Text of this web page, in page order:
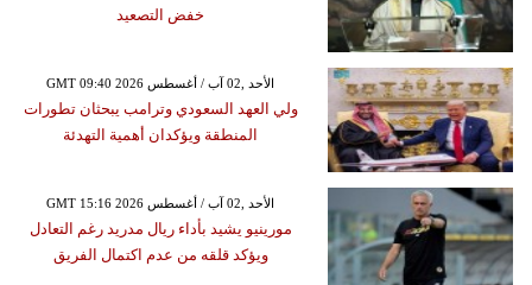
خفض التصعيد
GMT 09:40 2026 الأحد ,02 آب / أغسطس
ولي العهد السعودي وترامب يبحثان تطورات
المنطقة ويؤكدان أهمية التهدئة
GMT 15:16 2026 الأحد ,02 آب / أغسطس
مورينيو يشيد بأداء ريال مدريد رغم التعادل
ويؤكد قلقه من عدم اكتمال الفريق